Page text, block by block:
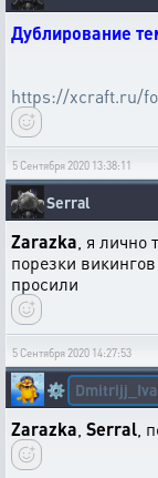
Дублирование
https://xcraft.ru/
5 Сентября 2020 13:38:11
Serral
Zarazka , я
порезки
просили
5 Сентября 2020 14:27:53
⚙️
Zarazka Serral ,